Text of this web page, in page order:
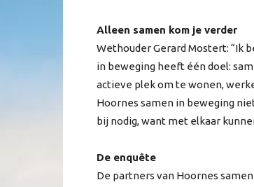
Alleen samen kom je verder
Wethouder Gerard Mostert: “Ik
in beweging heeft één doel:
actieve plek om te wonen,
Hoornes samen in beweging
bij nodig, want met elkaar
De enquête
De partners van Hoornes